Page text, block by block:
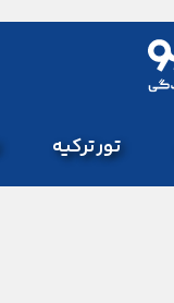
تور ترکیه